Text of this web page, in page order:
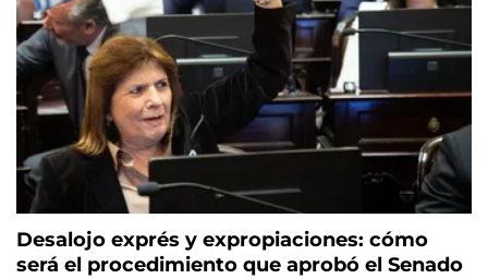
Desalojo exprés y expropiaciones: cómo
será el procedimiento que aprobó el Senado